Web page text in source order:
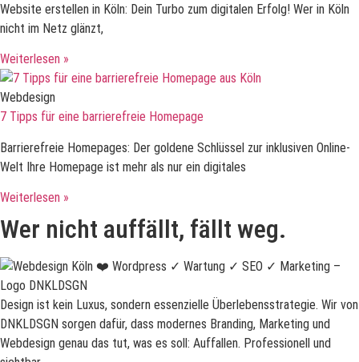
Website erstellen in Köln: Dein Turbo zum digitalen Erfolg! Wer in Köln
nicht im Netz glänzt,
Weiterlesen »
Webdesign
7 Tipps für eine barrierefreie Homepage
Barrierefreie Homepages: Der goldene Schlüssel zur inklusiven Online-
Welt Ihre Homepage ist mehr als nur ein digitales
Weiterlesen »
Wer nicht auffällt, fällt weg.
Design ist kein Luxus, sondern essenzielle Überlebensstrategie. Wir von
DNKLDSGN sorgen dafür, dass modernes Branding, Marketing und
Webdesign genau das tut, was es soll: Auffallen. Professionell und